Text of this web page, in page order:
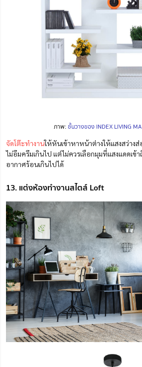
ภาพ:ชั้นวางของ INDEX LIVING
จัดโต๊ะทำงานให้หันเข้าหาหน้าต่างให้แสงสว่างส่
ไม่อึมครึมเกินไป แต่ไม่ควรเลือกมุมที่แสงแดดเข้
อากาศร้อนเกินไปได้
13. แต่งห้องทำงานสไตส์ Loft